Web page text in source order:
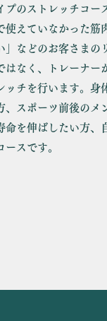
プのストレッチコー
使えていなかった筋
」などのお客さまの
はなく、トレーナー
ッチを行います。身
、スポーツ前後のメ
命を伸ばしたい方、
スです。